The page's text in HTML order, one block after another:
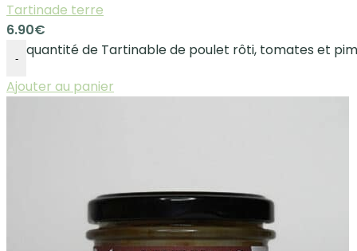
Tartinade terre
6.90€
-
quantité de Tartinable de poulet rôti, tomates et
Ajouter au panier